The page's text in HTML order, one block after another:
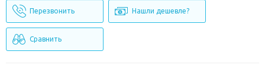
Перезвонить Нашли дешевле?
Сравнить